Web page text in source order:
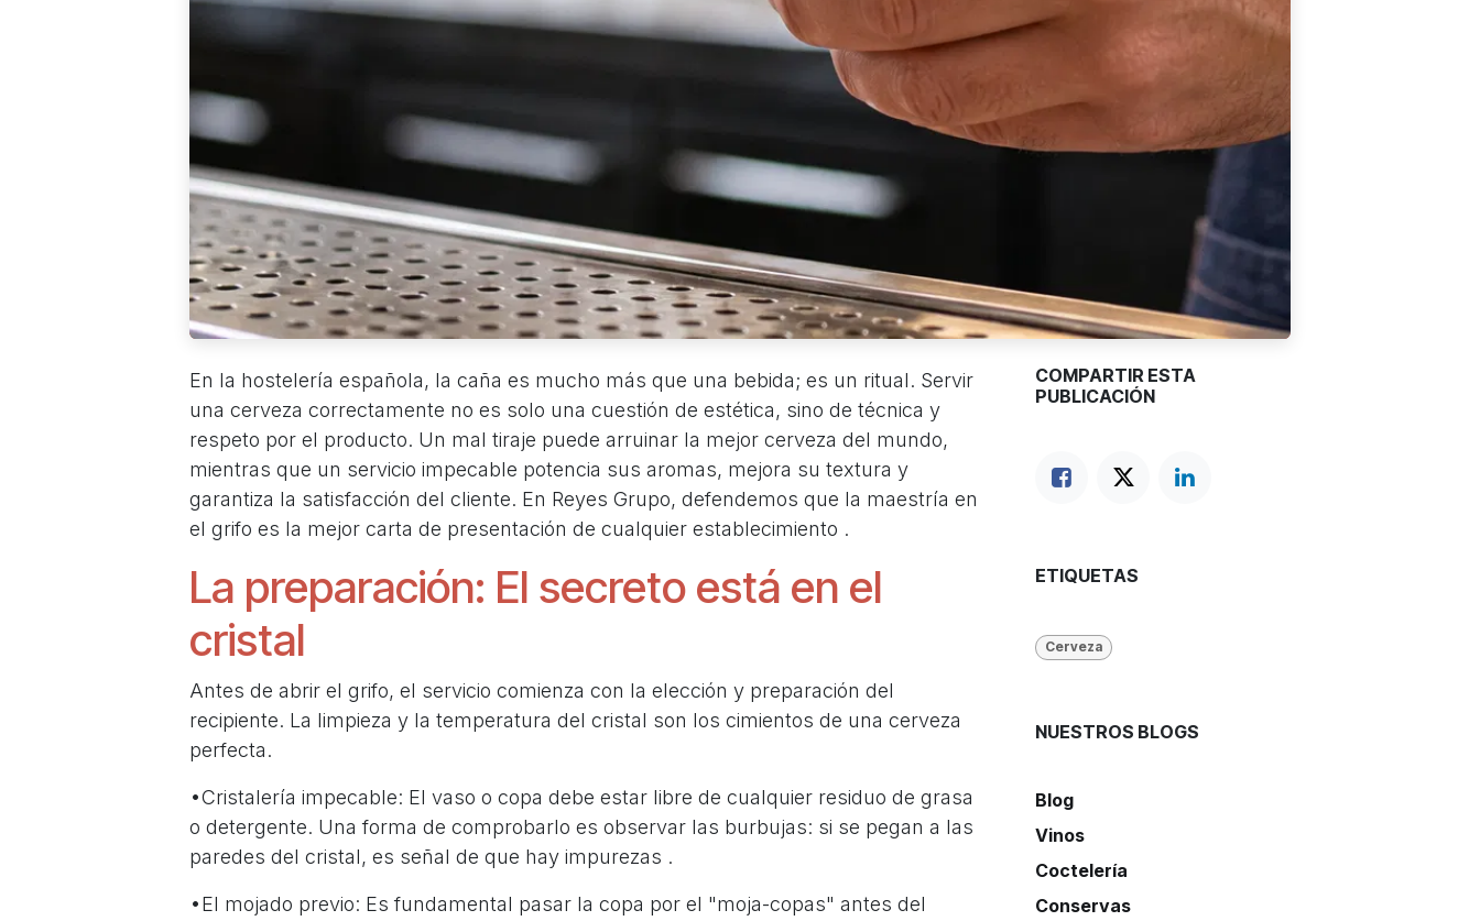
En la hostelería española, la caña es mucho más que una bebida; es un ritual. Servir
una cerveza correctamente no es solo una cuestión de estética, sino de técnica y
respeto por el producto. Un mal tiraje puede arruinar la mejor cerveza del mundo,
mientras que un servicio impecable potencia sus aromas, mejora su textura y
garantiza la satisfacción del cliente. En Reyes Grupo, defendemos que la maestría en
el grifo es la mejor carta de presentación de cualquier establecimiento .
La preparación: El secreto está en el
cristal
Antes de abrir el grifo, el servicio comienza con la elección y preparación del
recipiente. La limpieza y la temperatura del cristal son los cimientos de una cerveza
perfecta.
•Cristalería impecable: El vaso o copa debe estar libre de cualquier residuo de grasa
o detergente. Una forma de comprobarlo es observar las burbujas: si se pegan a las
paredes del cristal, es señal de que hay impurezas .
•El mojado previo: Es fundamental pasar la copa por el "moja-copas" antes del
COMPARTIR ESTA
PUBLICACIÓN
ETIQUETAS
Cerveza
NUESTROS BLOGS
Blog
Vinos
Coctelería
Conservas